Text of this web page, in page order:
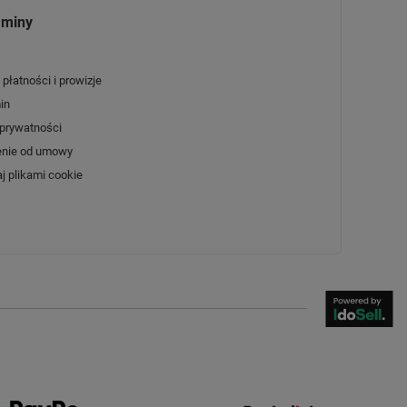
i prowizje
od umowy
plikami cookie